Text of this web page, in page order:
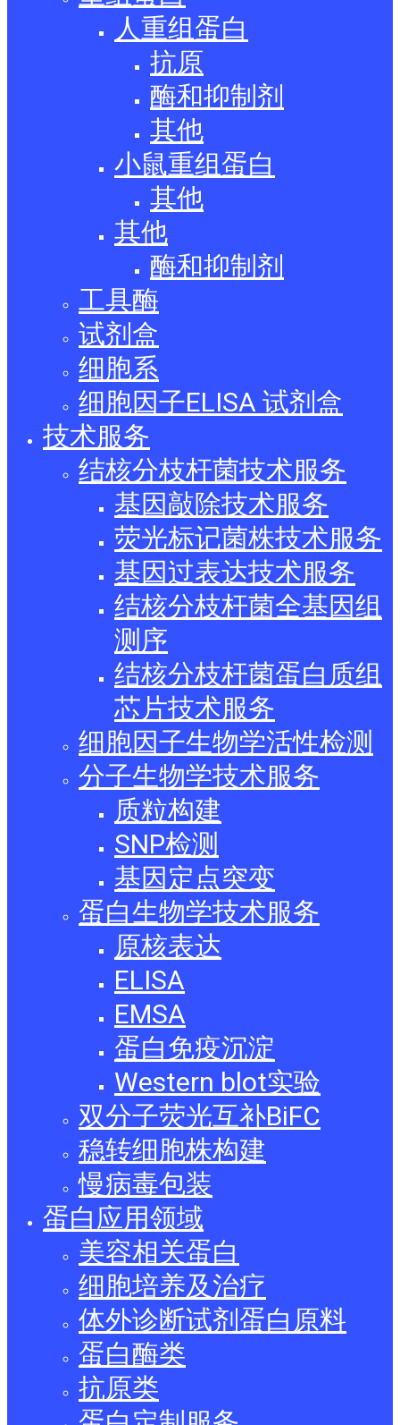
人重组蛋白
抗原
酶和抑制剂
其他
小鼠重组蛋白
其他
其他
酶和抑制剂
工具酶
试剂盒
细胞系
细胞因子ELISA 试剂盒
技术服务
结核分枝杆菌技术服务
基因敲除技术服务
荧光标记菌株技术服务
基因过表达技术服务
结核分枝杆菌全基因组
测序
结核分枝杆菌蛋白质组
芯片技术服务
细胞因子生物学活性检测
分子生物学技术服务
质粒构建
SNP检测
基因定点突变
蛋白生物学技术服务
原核表达
ELISA
EMSA
蛋白免疫沉淀
Western blot实验
双分子荧光互补BiFC
稳转细胞株构建
慢病毒包装
蛋白应用领域
美容相关蛋白
细胞培养及治疗
体外诊断试剂蛋白原料
蛋白酶类
抗原类